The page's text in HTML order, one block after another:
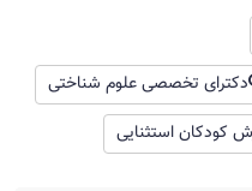
دکترای تخصصی علوم شناختی
کودکان استثنایی